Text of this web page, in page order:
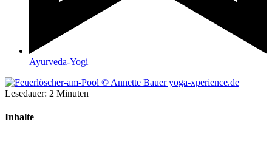
Ayurveda-Yogi
Lesedauer: 2 Minuten
Inhalte